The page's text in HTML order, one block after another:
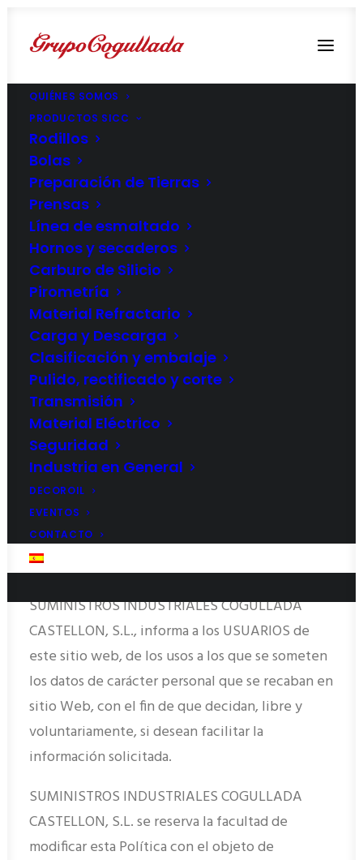
QUIÉNES SOMOS
PRODUCTOS SICC
Rodillos
Bolas
Preparación de Tierras
Prensas
Línea de esmaltado
Hornos y secaderos
Carburo de Silicio
Pirometría
Material Refractario
Carga y Descarga
Clasificación y embalaje
Pulido, rectificado y corte
Transmisión
Material Eléctrico
Seguridad
Industria en General
DECOROIL
EVENTOS
CONTACTO
POLÍTICA DE
PRIVACIDAD
Política de Privacidad
SUMINISTROS INDUSTRIALES COGULLADA
CASTELLON, S.L. está especialmente
sensibilizada en la protección de datos de
carácter personal de los Usuarios de los servicios
del sitio Web. Mediante la presente Política de
SUMINISTROS INDUSTRIALES COGULLADA
CASTELLON, S.L., informa a los USUARIOS de
este sitio web, de los usos a los que se someten
los datos de carácter personal que se recaban en
sitio Web, con el fin de que decidan, libre y
voluntariamente, si desean facilitar la
información solicitada.
SUMINISTROS INDUSTRIALES COGULLADA
CASTELLON, S.L. se reserva la facultad de
modificar esta Política con el objeto de